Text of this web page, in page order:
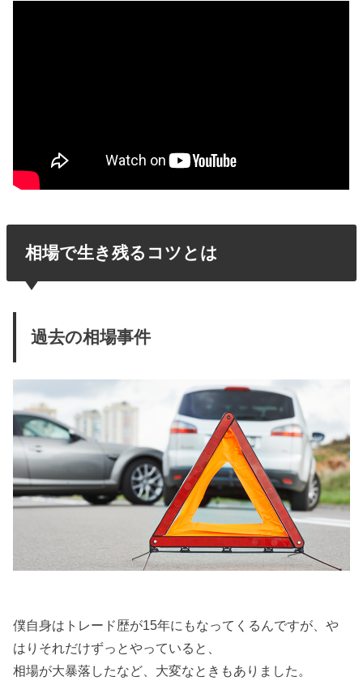
相場で生き残るコツとは
過去の相場事件
僕自身はトレード歴が15年にもなってくるんですが、や
はりそれだけずっとやっていると、
相場が大暴落したなど、大変なときもありました。